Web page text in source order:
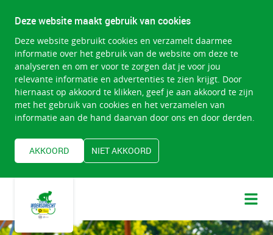
Deze website maakt gebruik van cookies
Deze website gebruikt cookies en verzamelt daarmee
informatie over het gebruik van de website om deze te
analyseren en om er voor te zorgen dat je voor jou
relevante informatie en advertenties te zien krijgt. Door
hiernaast op akkoord te klikken, geef je aan akkoord te zijn
met het gebruik van cookies en het verzamelen van
informatie aan de hand daarvan door ons en door derden.
AKKOORD NIET AKKOORD